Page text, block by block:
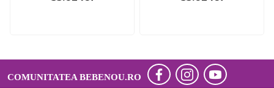
COMUNITATEA BEBENOU.RO